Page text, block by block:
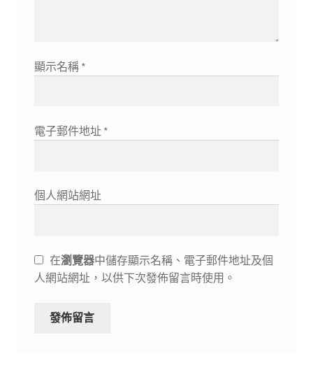
顯示名稱 *
電子郵件地址 *
個人網站網址
在瀏覽器中儲存顯示名稱、電子郵件地址及個
人網站網址，以供下次發佈留言時使用。